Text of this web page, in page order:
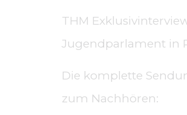
THM
Jugendparlament in
Die komplette
zum Nachhören: